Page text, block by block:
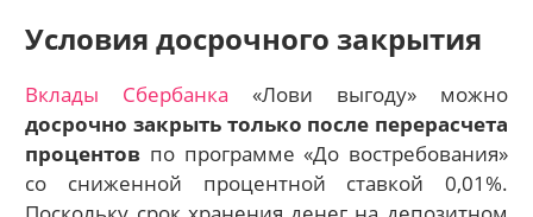
Условия досрочного закрытия
Вклады Сбербанка «Лови выгоду» можно
досрочно закрыть только после перерасчета
процентов по программе «До востребования»
со сниженной процентной ставкой 0,01%.